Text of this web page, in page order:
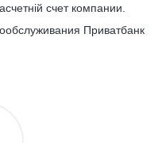
счет компании.
Приватбанк